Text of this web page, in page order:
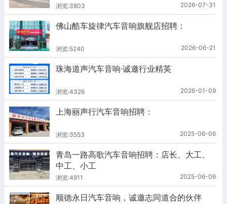
2026-07-31
浏览:3803
佛山酷车旋律汽车音响旗舰店招聘：
2026-06-21
浏览:5240
珠海道声汽车音响·诚邀行业精英
2026-01-09
浏览:4326
上海丽声行汽车音响招聘：
2025-06-06
浏览:3553
青岛一路高歌汽车音响招聘：店长、大工、
中工、小工
2025-06-06
浏览:4911
顺德永日汽车音响，诚邀志同道合的伙伴